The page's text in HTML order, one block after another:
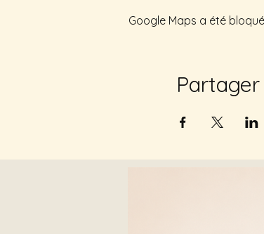
Google Maps a été